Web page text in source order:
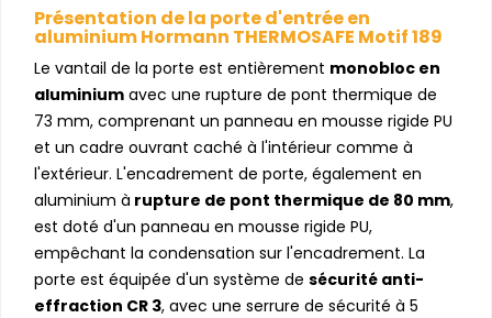
Présentation de la porte d'entrée en
aluminium Hormann THERMOSAFE Motif 189
Le vantail de la porte est entièrement monobloc en
aluminium avec une rupture de pont thermique de
73 mm, comprenant un panneau en mousse rigide PU
et un cadre ouvrant caché à l'intérieur comme à
l'extérieur. L'encadrement de porte, également en
aluminium à rupture de pont thermique de 80 mm,
est doté d'un panneau en mousse rigide PU,
empêchant la condensation sur l'encadrement. La
porte est équipée d'un système de sécurité anti-
effraction CR 3, avec une serrure de sécurité à 5